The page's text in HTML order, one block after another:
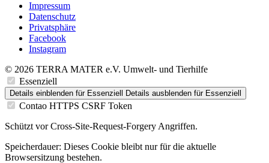
Impressum
Datenschutz
Privatsphäre
Facebook
Instagram
© 2026 TERRA MATER e.V. Umwelt- und Tierhilfe
Essenziell
Details einblenden für Essenziell Details ausblenden für Essenziell
Contao HTTPS CSRF Token
Schützt vor Cross-Site-Request-Forgery Angriffen.
Speicherdauer: Dieses Cookie bleibt nur für die aktuelle
Browsersitzung bestehen.